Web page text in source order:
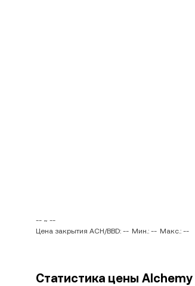
-- ~ --
Цена закрытия ACH/BBD: -- Мин.: -- Макс.: --
Статистика цены Alchemy